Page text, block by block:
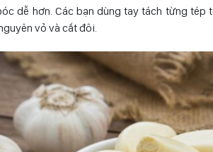
dễ hơn. Các bạn dùng tay tách từng tép
vỏ và cắt đôi.